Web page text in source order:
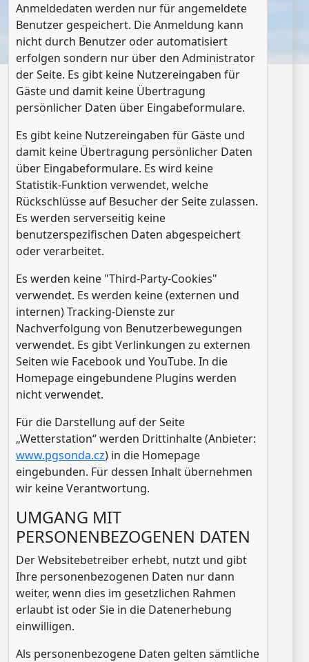
Anmeldedaten werden nur für angemeldete
Benutzer gespeichert. Die Anmeldung kann
nicht durch Benutzer oder automatisiert
erfolgen sondern nur über den Administrator
der Seite. Es gibt keine Nutzereingaben für
Gäste und damit keine Übertragung
persönlicher Daten über Eingabeformulare.
Es gibt keine Nutzereingaben für Gäste und
damit keine Übertragung persönlicher Daten
über Eingabeformulare. Es wird keine
Statistik-Funktion verwendet, welche
Rückschlüsse auf Besucher der Seite zulassen.
Es werden serverseitig keine
benutzerspezifischen Daten abgespeichert
oder verarbeitet.
Es werden keine "Third-Party-Cookies"
verwendet. Es werden keine (externen und
internen) Tracking-Dienste zur
Nachverfolgung von Benutzerbewegungen
verwendet. Es gibt Verlinkungen zu externen
Seiten wie Facebook und YouTube. In die
Homepage eingebundene Plugins werden
nicht verwendet.
Für die Darstellung auf der Seite
„Wetterstation“ werden Drittinhalte (Anbieter:
www.pgsonda.cz) in die Homepage
eingebunden. Für dessen Inhalt übernehmen
wir keine Verantwortung.
UMGANG MIT
PERSONENBEZOGENEN DATEN
Der Websitebetreiber erhebt, nutzt und gibt
Ihre personenbezogenen Daten nur dann
weiter, wenn dies im gesetzlichen Rahmen
erlaubt ist oder Sie in die Datenerhebung
einwilligen.
Als personenbezogene Daten gelten sämtliche